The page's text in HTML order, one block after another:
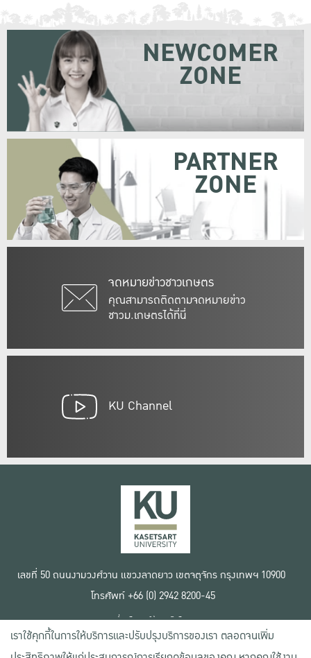
จดหมายข่าวชาวเกษตร
คุณสามารถติดตามจดหมายข่าว
ชาวม.เกษตรได้ที่นี่
NEWCOMER
ZONE
PARTNER
ZONE
KU Channel
เลขที่ 50 ถนนงามวงศ์วาน แขวงลาดยาว เขตจตุจักร กรุงเทพฯ 10900
โทรศัพท์ +66 (0) 2942 8200-45
เงื่อนไขการใช้งานเว็บไซต์
ข้อตกลงด้านสิทธิ์ใช้งาน
นโยบายความเป็นส่วนตัว
เราใช้คุกกี้ในการให้บริการและปรับปรุงบริการของเรา ตลอดจนเพิ่ม